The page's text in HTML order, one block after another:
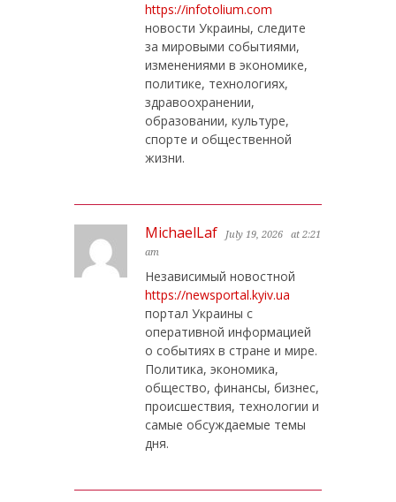
https://infotolium.com
новости Украины, следите
за мировыми событиями,
изменениями в экономике,
политике, технологиях,
здравоохранении,
образовании, культуре,
спорте и общественной
жизни.
MichaelLaf July 19, 2026
at 2:21
am
Независимый новостной
https://newsportal.kyiv.ua
портал Украины с
оперативной информацией
о событиях в стране и мире.
Политика, экономика,
общество, финансы, бизнес,
происшествия, технологии и
самые обсуждаемые темы
дня.